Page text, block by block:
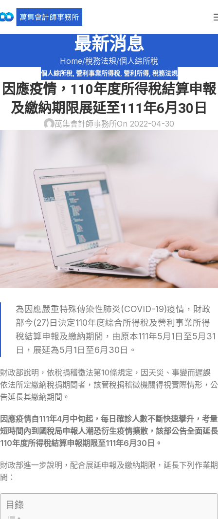
最新消息
Home 稅務法規 個人綜所稅
個人綜所稅, 營利事業所得稅, 營利所得, 稅務法規
因應疫情，110年度所得稅結算申報
及繳納期限展延至111年6月30日
萬集會計師事務所On 2022-04-30
為因應嚴重特殊傳染性肺炎(COVID-19)疫情，財政
部今(27)日決定110年度綜合所得稅及營利事業所得
稅結算申報及繳納期間，由原本111年5月1日至5月31
日，展延為5月1日至6月30日。
財政部說明，依稅捐稽徵法第10條規定，因天災、事變而遲誤
依法所定繳納稅捐期間者，該管稅捐稽徵機關得視實際情形，公
告延長其繳納期間。
因應疫情自111年4月中旬起，每日確診人數不斷快速攀升，考量
短時間內到國稅局申報人潮恐衍生疫情擴散，該部公告全面延長
110年度所得稅結算申報期限至111年6月30日。
財政部進一步說明，配合展延申報及繳納期限，延長下列作業期
間：
目錄